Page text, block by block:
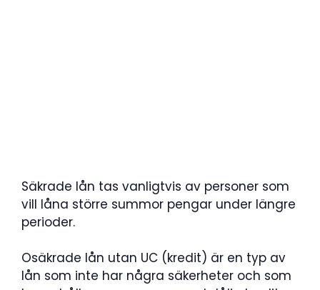
Säkrade lån tas vanligtvis av personer som
vill låna större summor pengar under längre
perioder.
Osäkrade lån utan UC (kredit) är en typ av
lån som inte har några säkerheter och som